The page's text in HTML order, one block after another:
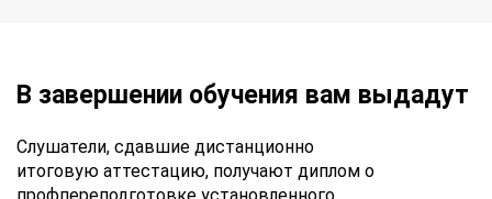
В завершении обучения вам выдадут
Слушатели, сдавшие дистанционно
итоговую аттестацию, получают диплом о